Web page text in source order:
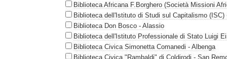
Biblioteca Africana F.Borghero (Società Missioni
Biblioteca dell'Istituto di Studi sul Capitalismo (ISC)
Biblioteca Don Bosco - Alassio
Biblioteca dell'Istituto Professionale di Stato Luigi
Biblioteca Civica Simonetta Comanedi - Albenga
Biblioteca Civica "Rambaldi" di Coldirodi - San